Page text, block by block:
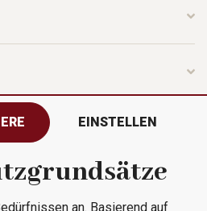
EINSTELLEN
an. Basierend auf